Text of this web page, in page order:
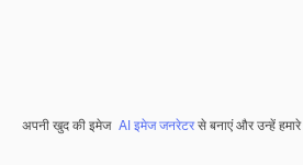
अपनी खुद की इमेज AI इमेज जनरेटरसे बनाएं और उन्हें हमारे